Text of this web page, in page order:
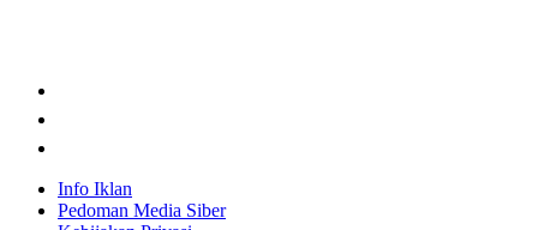
Info Iklan
Pedoman Media Siber